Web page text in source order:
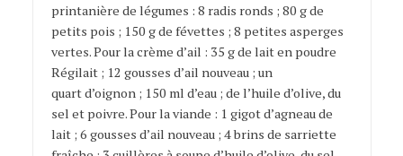
printanière de légumes : 8 radis ronds ; 80 g de
petits pois ; 150 g de févettes ; 8 petites asperges
vertes. Pour la crème d’ail : 35 g de lait en poudre
Régilait ; 12 gousses d’ail nouveau ; un
quart d’oignon ; 150 ml d’eau ; de l’huile d’olive, du
sel et poivre. Pour la viande : 1 gigot d’agneau de
lait ; 6 gousses d’ail nouveau ; 4 brins de sarriette